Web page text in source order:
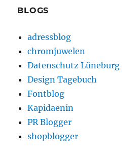
BLOGS
adressblog
chromjuwelen
Datenschutz Lüneburg
Design Tagebuch
Fontblog
Kapidaenin
PR Blogger
shopblogger